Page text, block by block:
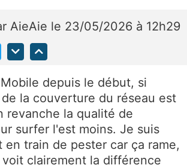
AieAie le 23/05/2026 à 12h29
depuis le début, si
la couverture du réseau est
revanche la qualité de
surfer l'est moins. Je suis
en train de pester car ça rame,
voit clairement la différence